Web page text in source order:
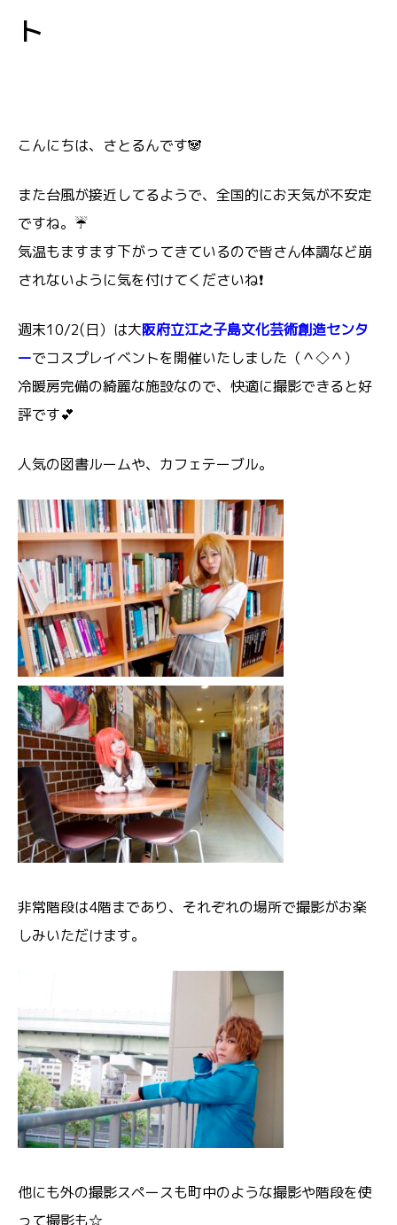
ト
こんにちは、さとるんです🐼
また台風が接近してるようで、全国的にお天気が不安定
ですね。☔
気温もますます下がってきているので皆さん体調など崩
されないように気を付けてくださいね❗
週末10/2(日）は大阪府立江之子島文化芸術創造センタ
ーでコスプレイベントを開催いたしました（＾◇＾）
冷暖房完備の綺麗な施設なので、快適に撮影できると好
評です💕
人気の図書ルームや、カフェテーブル。
非常階段は4階まであり、それぞれの場所で撮影がお楽
しみいただけます。
他にも外の撮影スペースも町中のような撮影や階段を使
って撮影も☆